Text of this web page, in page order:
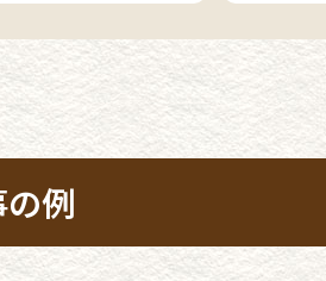
例